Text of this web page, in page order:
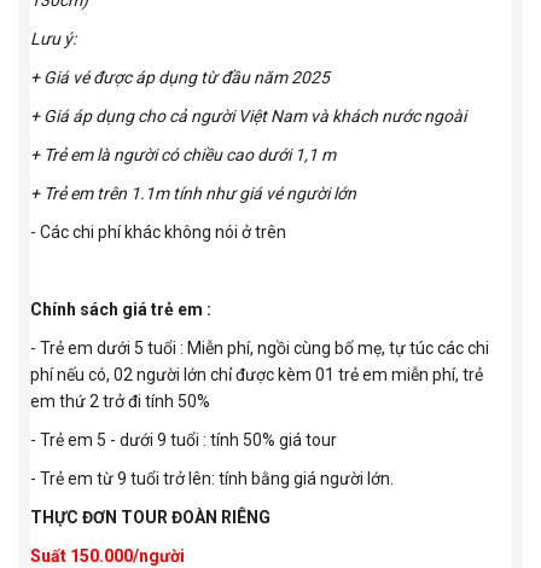
Lưu ý:
+ Giá vé được áp dụng từ đầu năm 2025
+ Giá áp dụng cho cả người Việt Nam và khách nước ngoài
+ Trẻ em là người có chiều cao dưới 1,1 m
+ Trẻ em trên 1.1m tính như giá vé người lớn
- Các chi phí khác không nói ở trên
Chính sách giá trẻ em :
- Trẻ em dưới 5 tuổi : Miễn phí, ngồi cùng bố mẹ, tự túc các chi
phí nếu có, 02 người lớn chỉ được kèm 01 trẻ em miễn phí, trẻ
em thứ 2 trở đi tính 50%
- Trẻ em 5 - dưới 9 tuổi : tính 50% giá tour
- Trẻ em từ 9 tuổi trở lên: tính bằng giá người lớn.
THỰC ĐƠN TOUR ĐOÀN RIÊNG
Suất 150.000/người